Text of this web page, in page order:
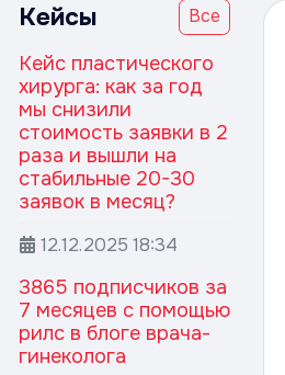
Кейсы Все
Кейс пластического
хирурга: как за год
мы снизили
стоимость заявки в 2
раза и вышли на
стабильные 20-30
заявок в месяц?
12.12.2025 18:34
3865 подписчиков за
7 месяцев с помощью
рилс в блоге врача-
гинеколога